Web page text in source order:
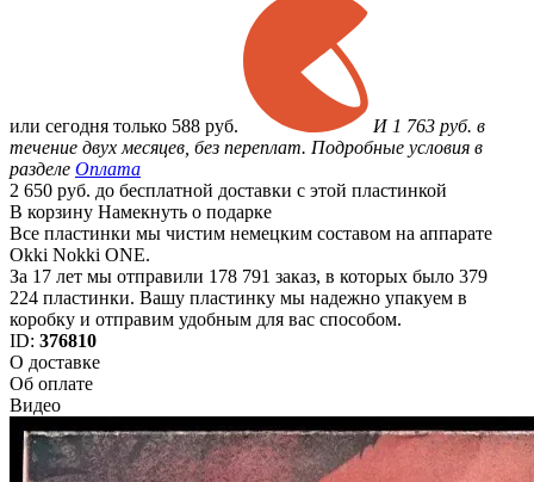
или сегодня только 588 руб.
И 1 763 руб. в
течение двух месяцев, без переплат. Подробные условия в
разделе Оплата
2 650 руб. до бесплатной доставки с этой пластинкой
В корзину Намекнуть о подарке
Все пластинки мы чистим немецким составом на аппарате
Okki Nokki ONE.
За 17 лет мы отправили 178 791 заказ, в которых было 379
224 пластинки. Вашу пластинку мы надежно упакуем в
коробку и отправим удобным для вас способом.
ID: 376810
О доставке
Об оплате
Видео